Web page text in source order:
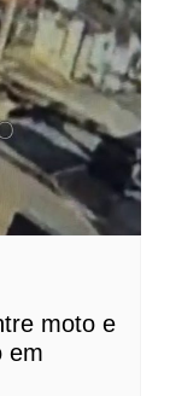
moto e
em